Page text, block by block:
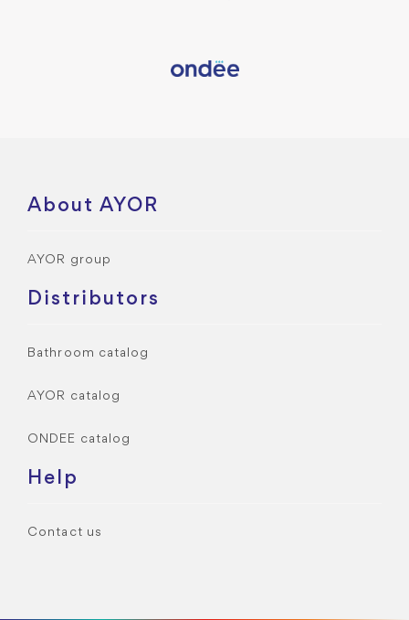
About AYOR
AYOR group
Distributors
Bathroom catalog
AYOR catalog
ONDEE catalog
Help
Contact us